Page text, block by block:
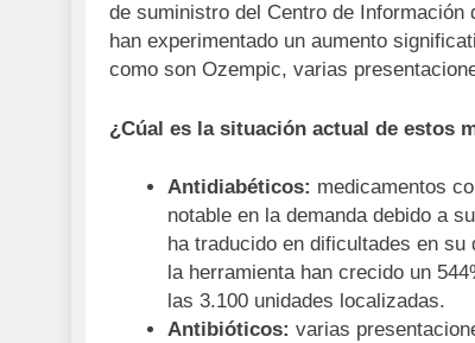
de suministro del Centro de
han experimentado un aumento
como son Ozempic, varias
¿Cúal es la situación actual de estos
Antidiabéticos: medicamentos
notable en la demanda debido a
ha traducido en dificultades en
la herramienta han crecido un
las 3.100 unidades localizadas.
Antibióticos: varias